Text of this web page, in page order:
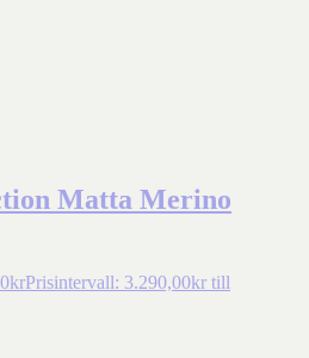
Matta Merino
krPrisintervall: 3.290,00kr till